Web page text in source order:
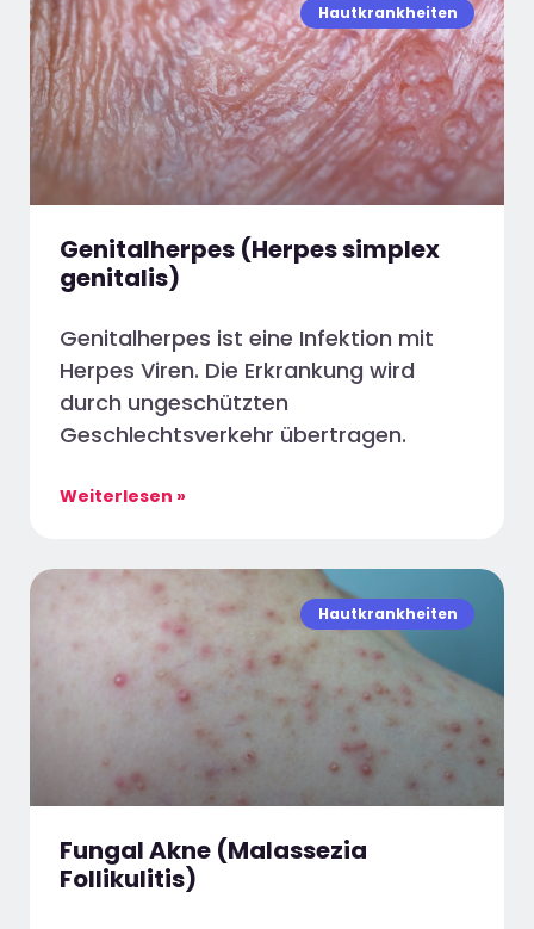
Hautkrankheiten
Genitalherpes (Herpes simplex
genitalis)
Genitalherpes ist eine Infektion mit
Herpes Viren. Die Erkrankung wird
durch ungeschützten
Geschlechtsverkehr übertragen.
Weiterlesen »
Hautkrankheiten
Fungal Akne (Malassezia
Follikulitis)